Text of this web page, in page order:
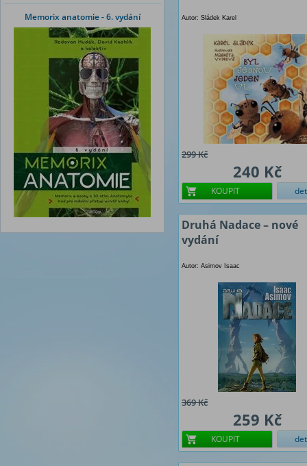
Memorix anatomie - 6. vydání Autor: Sládek Karel
299 Kč
240 Kč
KOUPIT
Druhá Nadace – nové
vydání
Autor: Asimov Isaac
369 Kč
259 Kč
KOUPIT